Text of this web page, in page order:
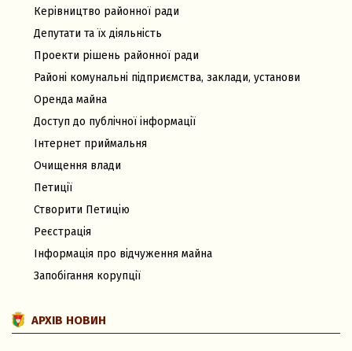
Керівництво районної ради
Депутати та їх діяльність
Проекти рішень районної ради
Районі комунальні підприємства, заклади, установи
Оренда майна
Доступ до публічної інформації
Інтернет приймальня
Очищення влади
Петиції
Створити Петицію
Реєстрація
Інформація про відчуження майна
Запобігання корупції
АРХІВ НОВИН